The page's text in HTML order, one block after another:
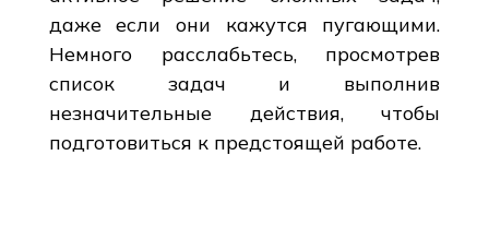
даже если они кажутся пугающими.
Немного расслабьтесь, просмотрев
список задач и выполнив
незначительные действия, чтобы
подготовиться к предстоящей работе.